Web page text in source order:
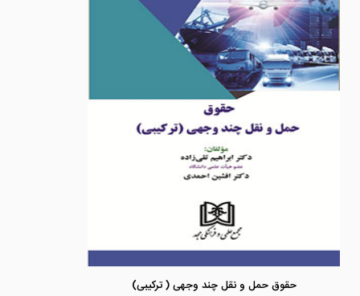
حقوق حمل و نقل چند وجهی ( ترکیبی)